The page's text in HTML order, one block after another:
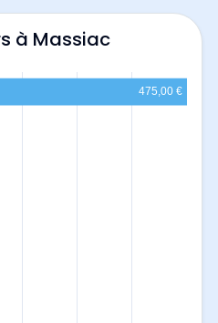
à Massiac